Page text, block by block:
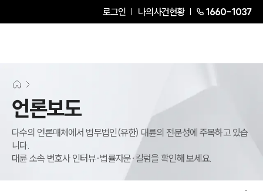
로그인 나의사건현황 1660-1037
언론보도
다수의 언론매체에서 법무법인(유한) 대륜의 전문성에 주목하고 있습
니다.
대륜 소속 변호사 인터뷰·법률자문·칼럼을 확인해 보세요.